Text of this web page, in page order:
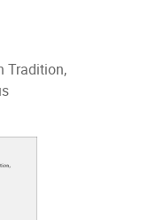
Tradition,